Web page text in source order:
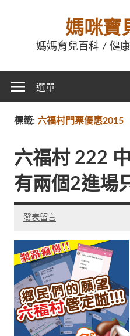
媽咪寶
媽媽育兒百科 / 健
選單
標籤: 六福村門票優惠2015
六福村 222
有兩個2進場
發表留言